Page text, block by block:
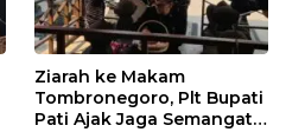
Ziarah ke Makam
Tombronegoro, Plt Bupati
Pati Ajak Jaga Semangat